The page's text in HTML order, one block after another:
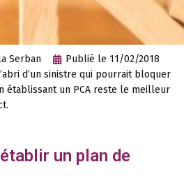
Serban Publié le 11/02/2018
d’un sinistre qui pourrait bloquer
établissant un PCA reste le meilleur
un plan de